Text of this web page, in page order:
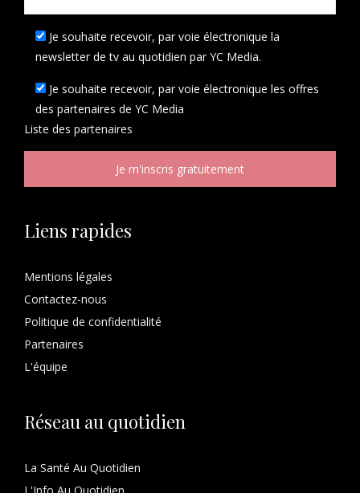
Je souhaite recevoir, par voie électronique la
newsletter de tv au quotidien par YC Media.
Je souhaite recevoir, par voie électronique les offres
des partenaires de YC Media
Liste des partenaires
Liens rapides
Mentions légales
Contactez-nous
Politique de confidentialité
Partenaires
L'équipe
Réseau au quotidien
La Santé Au Quotidien
L'Info Au Quotidien